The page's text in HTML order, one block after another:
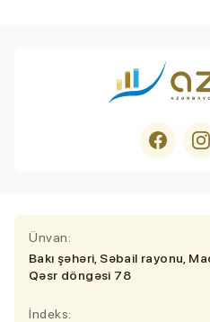
Ünvan:
Bakı şəhəri, Səbail rayonu,
Qəsr döngəsi 78
İndeks: